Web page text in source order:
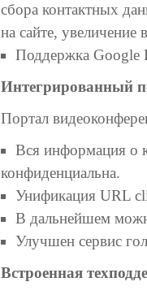
сбора контактных
на сайте, увеличение
Поддержка Google
Интегрированный
Портал
Вся информация о
конфиденциальна.
Унификация URL
В дальнейшем
Улучшен сервис
Встроенная